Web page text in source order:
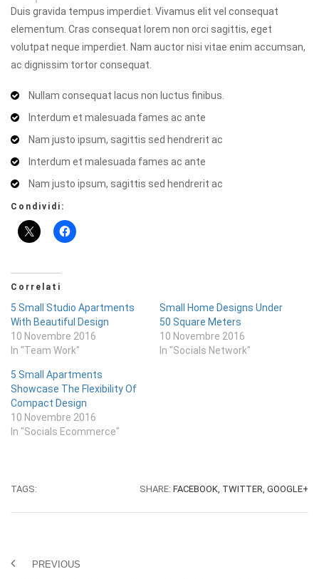
Duis gravida tempus imperdiet. Vivamus elit vel consequat
elementum. Cras consequat lorem non orci sagittis, eget
volutpat neque imperdiet. Nam auctor nisi vitae enim accumsan,
ac dignissim tortor consequat.
Nullam consequat lacus non luctus finibus.
Interdum et malesuada fames ac ante
Nam justo ipsum, sagittis sed hendrerit ac
Interdum et malesuada fames ac ante
Nam justo ipsum, sagittis sed hendrerit ac
Condividi:
Correlati
5 Small Studio Apartments
With Beautiful Design
10 Novembre 2016
In "Team Work"
Small Home Designs Under
50 Square Meters
10 Novembre 2016
In "Socials Network"
5 Small Apartments
Showcase The Flexibility Of
Compact Design
10 Novembre 2016
In "Socials Ecommerce"
TAGS: SHARE: FACEBOOK, TWITTER, GOOGLE+
PREVIOUS